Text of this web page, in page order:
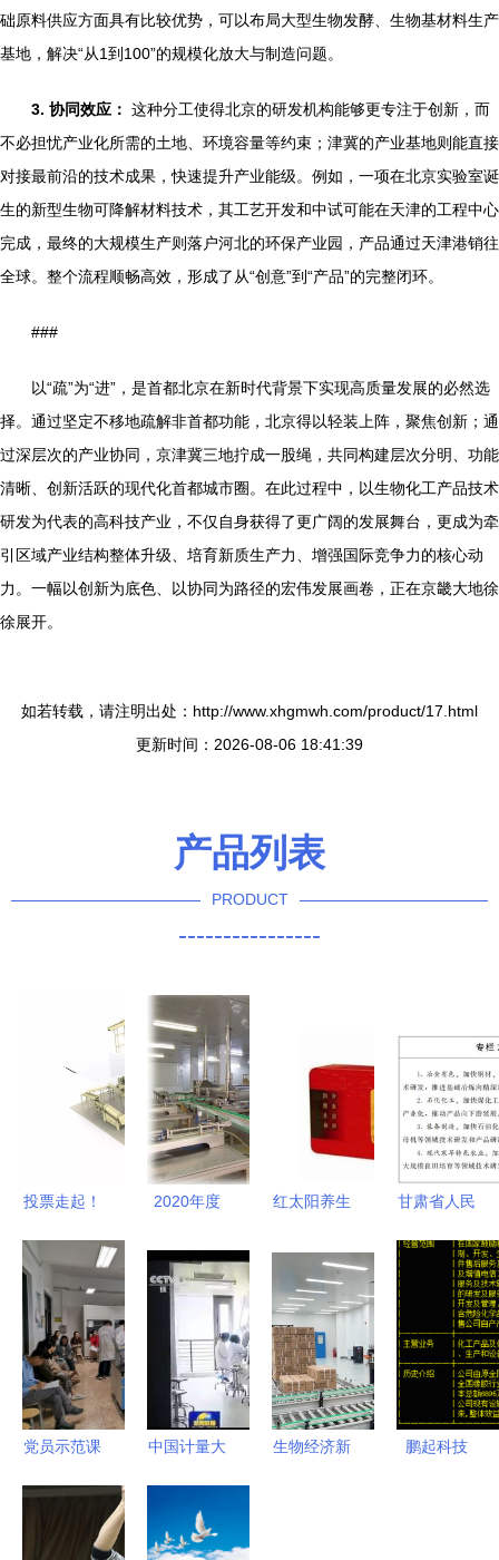
础原料供应方面具有比较优势，可以布局大型生物发酵、生物基材料生产
基地，解决“从1到100”的规模化放大与制造问题。
3. 协同效应： 这种分工使得北京的研发机构能够更专注于创新，而
不必担忧产业化所需的土地、环境容量等约束；津冀的产业基地则能直接
对接最前沿的技术成果，快速提升产业能级。例如，一项在北京实验室诞
生的新型生物可降解材料技术，其工艺开发和中试可能在天津的工程中心
完成，最终的大规模生产则落户河北的环保产业园，产品通过天津港销往
全球。整个流程顺畅高效，形成了从“创意”到“产品”的完整闭环。
###
以“疏”为“进”，是首都北京在新时代背景下实现高质量发展的必然选
择。通过坚定不移地疏解非首都功能，北京得以轻装上阵，聚焦创新；通
过深层次的产业协同，京津冀三地拧成一股绳，共同构建层次分明、功能
清晰、创新活跃的现代化首都城市圈。在此过程中，以生物化工产品技术
研发为代表的高科技产业，不仅自身获得了更广阔的发展舞台，更成为牵
引区域产业结构整体升级、培育新质生产力、增强国际竞争力的核心动
力。一幅以创新为底色、以协同为路径的宏伟发展画卷，正在京畿大地徐
徐展开。
如若转载，请注明出处：http://www.xhgmwh.com/product/17.html
更新时间：2026-08-06 18:41:39
产品列表
PRODUCT
----------------
投票走起！
术应用产业
十大最具影
响力产品评
选开始啦
——聚焦生
物化工技术
2020年度
科技创新企
业冠军 领
航生物化工
技术研发新
纪元
红太阳养生
物化工技术
研发实践与
意义
甘肃省人民
关于印发甘
肃省打造全
国区域性科
技创新及转
化基地行动
方案的通知
党员示范课
测定水中氟
中国计量大
生物化工技
术，让致病
生物经济新
鹏起科技